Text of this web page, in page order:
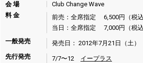
会 場
Club Change Wave
料 金
前売：全席指定 6,500円（税
当日：全席指定 7,000円（税
一般発売
発売日： 2012年7月21日（土）
先行発売
7/7〜12 イープラス